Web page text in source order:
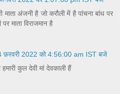
माता अंजनी है जो करौली में है पांचना बांध पर
माता विराजमान है
फ़रवरी 2022 को 4:56:00 am IST बजे
कुल देवी मां देवकाली हैं